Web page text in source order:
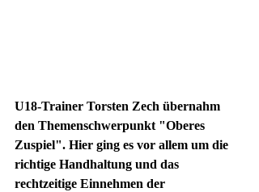
U18-Trainer Torsten Zech übernahm
den Themenschwerpunkt "Oberes
Zuspiel". Hier ging es vor allem um die
richtige Handhaltung und das
rechtzeitige Einnehmen der